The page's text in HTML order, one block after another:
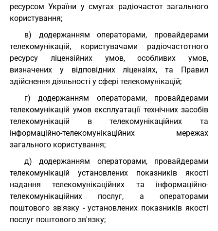
ресурсом України у смугах радіочастот загального
користування;
в) додержанням операторами, провайдерами
телекомунікацій, користувачами радіочастотного
ресурсу ліцензійних умов, особливих умов,
визначених у відповідних ліцензіях, та Правил
здійснення діяльності у сфері телекомунікацій;
г) додержанням операторами, провайдерами
телекомунікацій умов експлуатації технічних засобів
телекомунікацій в телекомунікаційних та
інформаційно-телекомунікаційних мережах
загального користування;
д) додержанням операторами, провайдерами
телекомунікацій установлених показників якості
надання телекомунікаційних та інформаційно-
телекомунікаційних послуг, а операторами
поштового зв'язку - установлених показників якості
послуг поштового зв'язку;